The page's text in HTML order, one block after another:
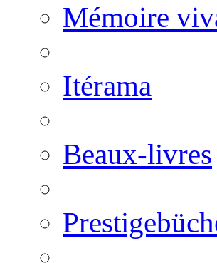
Mémoire
Itérama
Beaux-livres